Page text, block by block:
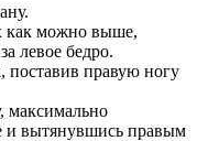
как можно выше,
левое бедро.
поставив правую ногу
максимально
и вытянувшись правым